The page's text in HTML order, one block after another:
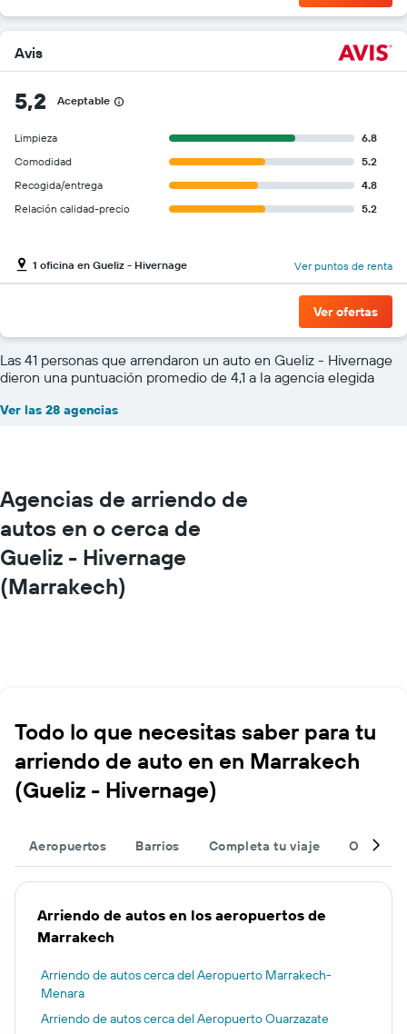
Avis
5,2 Aceptable
Limpieza
6.8
Comodidad
5.2
Recogida/entrega
4.8
Relación calidad-precio
5.2
1 oficina en Gueliz - Hivernage Ver puntos de renta
Ver ofertas
Las 41 personas que arrendaron un auto en Gueliz - Hivernage
dieron una puntuación promedio de 4,1 a la agencia elegida
Ver las 28 agencias
Agencias de arriendo de
autos en o cerca de
Gueliz - Hivernage
(Marrakech)
Todo lo que necesitas saber para tu
arriendo de auto en en Marrakech
(Gueliz - Hivernage)
Aeropuertos Barrios Completa tu viaje Otros
Arriendo de autos en los aeropuertos de
Marrakech
Arriendo de autos cerca del Aeropuerto Marrakech-
Menara
Arriendo de autos cerca del Aeropuerto Ouarzazate